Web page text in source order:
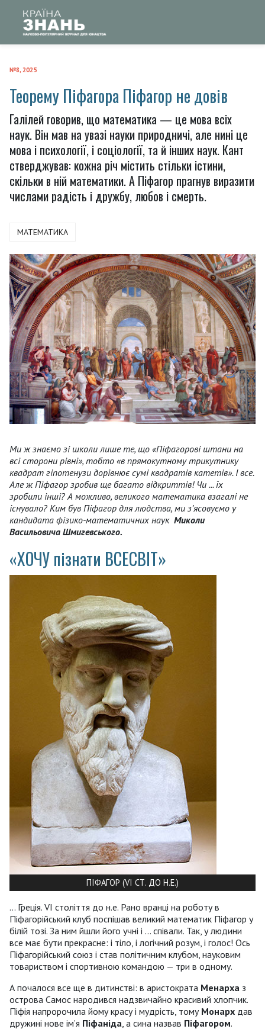
№8, 2025
Теорему Піфагора Піфагор не довів
Галілей говорив, що математика — це мова всіх
наук. Він мав на увазі науки природничі, але нині це
мова і психології, і соціології, та й інших наук. Кант
стверджував: кожна річ містить стільки істини,
скільки в ній математики. А Піфагор прагнув виразити
числами радість і дружбу, любов і смерть.
МАТЕМАТИКА
Ми ж знаємо зі школи лише те, що «Піфагорові штани на
всі сторони рівні», тобто «в прямокутному трикутнику
квадрат гіпотенузи дорівнює сумі квадратів катетів». І все.
Але ж Піфагор зробив ще багато відкриттів! Чи ... їх
зробили інші? А можливо, великого математика взагалі не
існувало? Ким був Піфагор для людства, ми з’ясовуємо у
кандидата фізико-математичних наук Миколи
Васильовича Шмигевського.
«ХОЧУ пізнати ВСЕСВІТ»
ПІФАГОР (VI СТ. ДО Н.Е.)
... Греція. VI століття до н.е. Рано вранці на роботу в
Піфагорійський клуб поспішав великий математик Піфагор у
білій тозі. За ним йшли його учні і ... співали. Так, у людини
все має бути прекрасне: і тіло, і логічний розум, і голос! Ось
Піфагорійський союз і став політичним клубом, науковим
товариством і спортивною командою — три в одному.
А почалося все ще в дитинстві: в аристократа Менарха з
острова Самос народився надзвичайно красивий хлопчик.
Піфія напророчила йому красу і мудрість, тому Монарх дав
дружині нове ім’я Піфаніда , а сина назвав Піфагором.